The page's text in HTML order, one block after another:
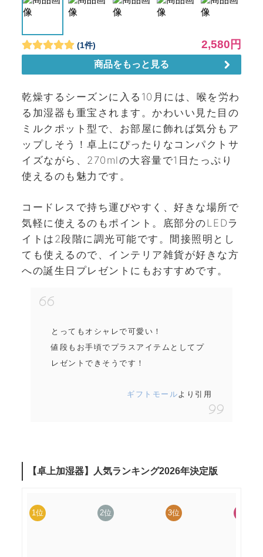
乾燥するシーズンに入る10月には、喉を労わ
る加湿器も重宝されます。かわいい見た目の
ミルクポット型で、お部屋に飾れば気分もア
ップしそう！卓上にぴったりなコンパクトサ
イズながら、270mlの大容量で1日たっぷり
使えるのも魅力です。
コードレスで持ち運びやすく、好きな場所で
気軽に使えるのもポイント。底部分のLEDラ
イトは2段階に調光可能です。間接照明とし
ても使えるので、インテリア雑貨が好きな方
への誕生日プレゼントにもおすすめです。
とってもオシャレで可愛い！
値段もお手頃でプラスアイテムとしてプ
レゼントできそうです！
ギフトモールより引用